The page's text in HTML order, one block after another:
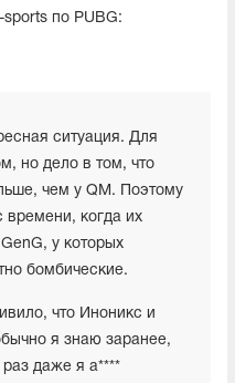
по PUBG:
ситуация. Для
но дело в том, что
чем у QM. Поэтому
времени, когда их
у которых
бомбические.
что Иноникс и
я знаю заранее,
раз даже я а****